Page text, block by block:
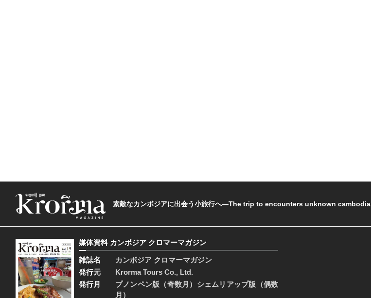
素敵なカンボジアに出会う小旅行へ―The trip to encounters unknown cambodia
媒体資料 カンボジア クロマーマガジン
雑誌名
カンボジア クロマーマガジン
発行元
Krorma Tours Co., Ltd.
発行月
プノンペン版（奇数月）シェムリアップ版（偶数
月）